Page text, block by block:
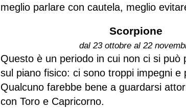
meglio parlare con cautela, meglio
Scorpione
dal 23 ottobre al 22
Questo è un periodo in cui non ci si può
sul piano fisico: ci sono troppi impegni e
Qualcuno farebbe bene a guardarsi
con Toro e Capricorno.